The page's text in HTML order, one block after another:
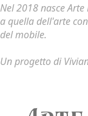
Nel 2018 nasce
a quella dell'arte
del mobile.
Un progetto di